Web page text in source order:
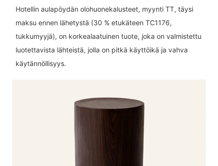
Hotellin aulapöydän olohuonekalusteet, myynti TT, täysi
maksu ennen lähetystä (30 % etukäteen TC1176,
tukkumyyjä), on korkealaatuinen tuote, joka on valmistettu
luotettavista lähteistä, jolla on pitkä käyttöikä ja vahva
käytännöllisyys.